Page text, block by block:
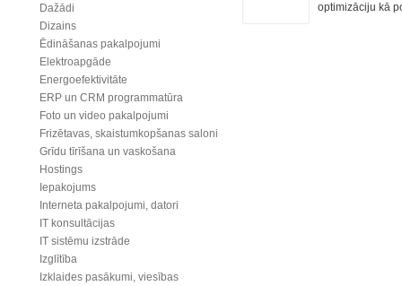
Dažādi
Dizains
Ēdināšanas pakalpojumi
Elektroapgāde
Energoefektivitāte
ERP un CRM programmatūra
Foto un video pakalpojumi
Frizētavas, skaistumkopšanas saloni
Grīdu tīrīšana un vaskošana
Hostings
Iepakojums
Interneta pakalpojumi, datori
IT konsultācijas
IT sistēmu izstrāde
Izglītība
Izklaides pasākumi, viesības
optimizāciju kā